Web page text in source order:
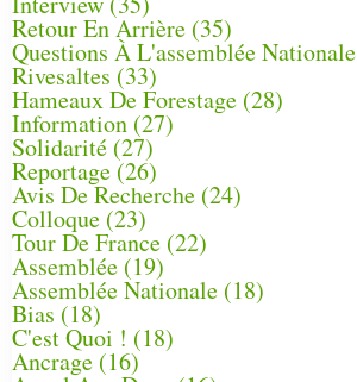
Retour En Arrière (35)
Questions À L'assemblée Nationale
Rivesaltes (33)
Hameaux De Forestage (28)
Information (27)
Solidarité (27)
Reportage(26)
Avis De Recherche (24)
Colloque (23)
Tour De France (22)
Assemblée (19)
Assemblée Nationale (18)
Bias (18)
C'est Quoi ! (18)
Ancrage (16)